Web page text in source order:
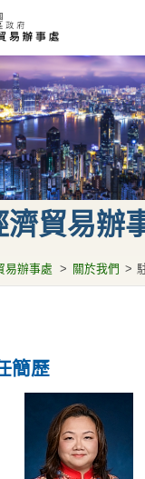
事處
體中心
地辦事處
濟貿易辦
易辦事處 > 關於我們 >
簡歷